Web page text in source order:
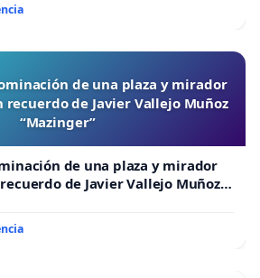
de una plaza y mirador
recuerdo de Javier Vallejo Muñoz
“Mazinger”
de una plaza y mirador
de Javier Vallejo Muñoz